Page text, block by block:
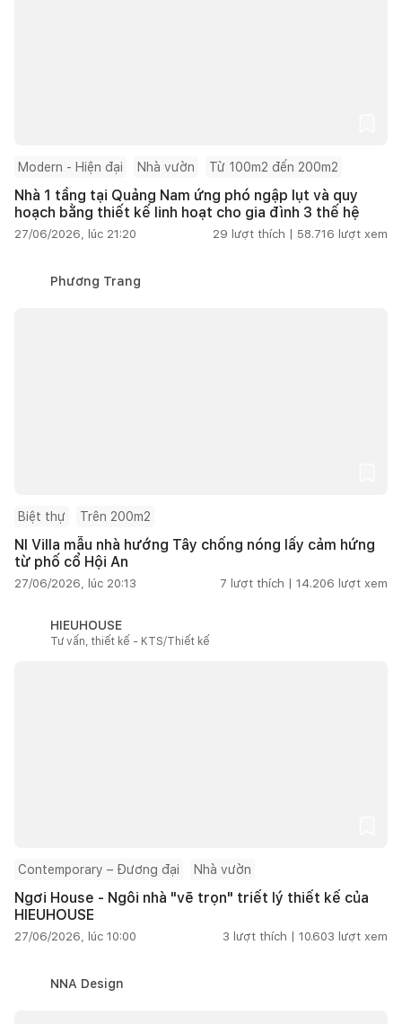
Modern - Hiện đại Nhà vườn Từ 100m2 đến 200m2
Nhà 1 tầng tại Quảng Nam ứng phó ngập lụt và quy
hoạch bằng thiết kế linh hoạt cho gia đình 3 thế hệ
27/06/2026, lúc 21:20 29 lượt thích | 58.716 lượt xem
Phương Trang
Biệt thự Trên 200m2
NI Villa mẫu nhà hướng Tây chống nóng lấy cảm hứng
từ phố cổ Hội An
27/06/2026, lúc 20:13 7 lượt thích | 14.206 lượt xem
HIEUHOUSE
Tư vấn, thiết kế - KTS/Thiết kế
Contemporary – Đương đại Nhà vườn
Ngơi House - Ngôi nhà "vẽ trọn" triết lý thiết kế của
HIEUHOUSE
27/06/2026, lúc 10:00 3 lượt thích | 10.603 lượt xem
NNA Design